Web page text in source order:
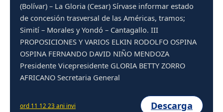
(Bolívar) – La Gloria (Cesar) Sírvase informar estado
de concesión trasversal de las Américas, tramos;
Simití – Morales y Yondó – Cantagallo. III
PROPOSICIONES Y VARIOS ELKIN RODOLFO OSPINA
OSPINA FERNANDO DAVID NIÑO MENDOZA
Presidente Vicepresidente GLORIA BETTY ZORRO
AFRICANO Secretaria General
ord 11 12 23 ani invi Descarga